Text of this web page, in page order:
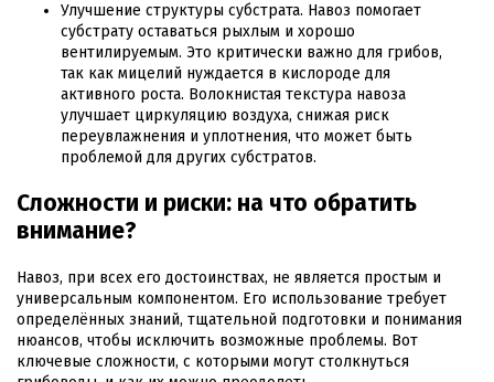
Улучшение структуры субстрата. Навоз помогает
субстрату оставаться рыхлым и хорошо
вентилируемым. Это критически важно для грибов,
так как мицелий нуждается в кислороде для
активного роста. Волокнистая текстура навоза
улучшает циркуляцию воздуха, снижая риск
переувлажнения и уплотнения, что может быть
проблемой для других субстратов.
Сложности и риски: на что обратить
внимание?
Навоз, при всех его достоинствах, не является простым и
универсальным компонентом. Его использование требует
определённых знаний, тщательной подготовки и понимания
нюансов, чтобы исключить возможные проблемы. Вот
ключевые сложности, с которыми могут столкнуться